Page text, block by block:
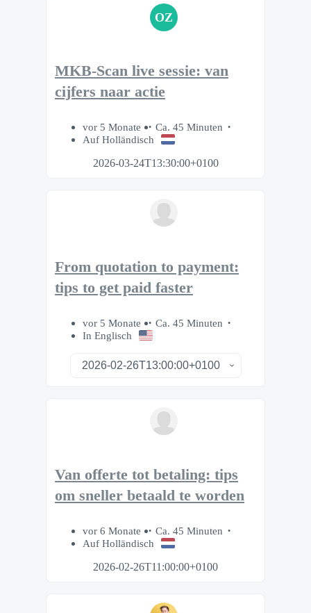
OZ
MKB-Scan live sessie: van
cijfers naar actie
vor 5 Monate
Ca. 45 Minuten
Auf Holländisch
2026-03-24T13:30:00+0100
From quotation to payment:
tips to get paid faster
vor 5 Monate
Ca. 45 Minuten
In Englisch
Van offerte tot betaling: tips
om sneller betaald te worden
vor 6 Monate
Ca. 45 Minuten
Auf Holländisch
2026-02-26T11:00:00+0100